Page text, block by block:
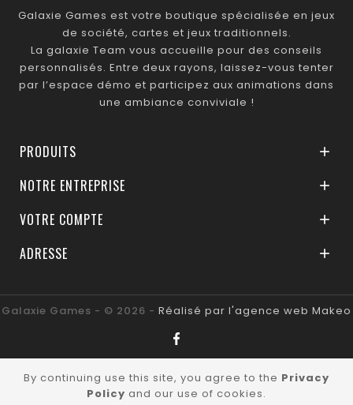
Galaxie Games est votre boutique spécialisée en jeux
de société, cartes et jeux traditionnels.
La galaxie Team vous accueille pour des conseils
personnalisés. Entre deux rayons, laissez-vous tenter
par l’espace démo et participez aux animations dans
une ambiance conviviale !
PRODUITS 
NOTRE ENTREPRISE 
VOTRE COMPTE 
ADRESSE 
Galaxie Games - © 2026 - Réalisé par l'agence web Makeo
By continuing use this site, you agree to the Privacy
Policy and our use of cookies.